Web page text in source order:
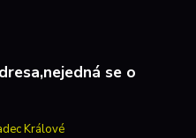
se o
Králové